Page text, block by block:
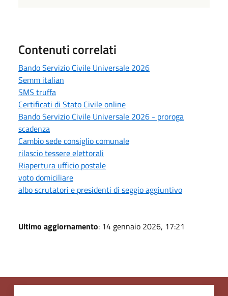
Contenuti correlati
Bando Servizio Civile Universale 2026
Semm italian
SMS truffa
Certificati di Stato Civile online
Bando Servizio Civile Universale 2026 - proroga
scadenza
Cambio sede consiglio comunale
rilascio tessere elettorali
Riapertura ufficio postale
voto domiciliare
albo scrutatori e presidenti di seggio aggiuntivo
Ultimo aggiornamento: 14 gennaio 2026, 17:21